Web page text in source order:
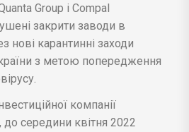
Group і Compal
закрити заводи в
нові карантинні заходи
з метою попередження
компанії
середини квітня 2022